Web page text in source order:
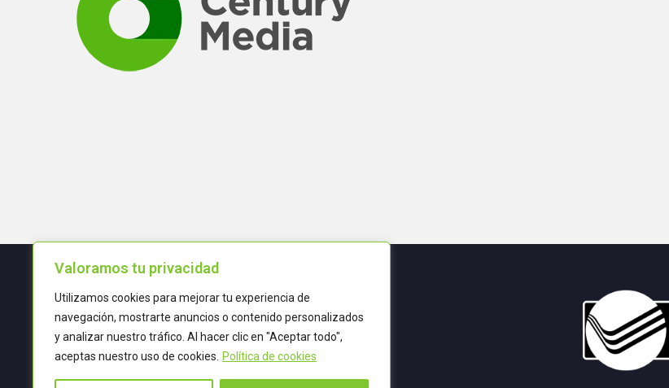
Valoramos tu privacidad
Utilizamos cookies para mejorar tu experiencia de
navegación, mostrarte anuncios o contenido personalizados
y analizar nuestro tráfico. Al hacer clic en "Aceptar todo",
aceptas nuestro uso de cookies.
Política de cookies
Términos y condiciones
POLÍTICA DE CALIDAD
TRATAMIENTO DE DATOS